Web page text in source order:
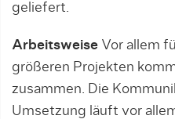
geliefert.
Arbeitsweise Vor allem
größeren Projekten
zusammen. Die
Umsetzung läuft vor